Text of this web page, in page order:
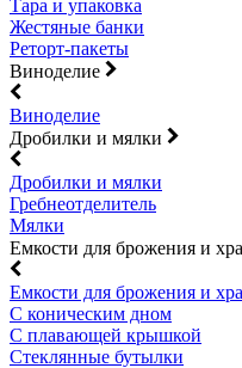
Тара и упаковка
Жестяные банки
Реторт-пакеты
Виноделие
Виноделие
Дробилки и мялки
Дробилки и мялки
Гребнеотделитель
Мялки
Емкости для брожения и
Емкости для брожения и
С коническим дном
С плавающей крышкой
Стеклянные бутылки